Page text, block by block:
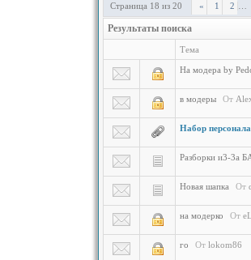
Страница 18 из 20 « 1 2
Результаты поиска
Тема
На модера by
в модеры От
Набор
Разборки и3-3а
Новая шапка От
на модерко От
го От lokom86